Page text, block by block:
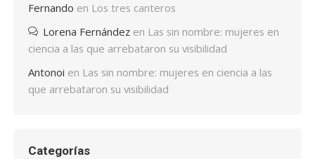
Fernando en Los tres canteros
Lorena Fernández en Las sin nombre: mujeres en
ciencia a las que arrebataron su visibilidad
Antonoi en Las sin nombre: mujeres en ciencia a las
que arrebataron su visibilidad
Categorías